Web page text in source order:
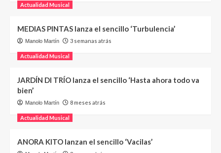
Actualidad Musical
MEDIAS PINTAS lanza el sencillo ‘Turbulencia’
Manolo Martín 3 semanas atrás
Actualidad Musical
JARDÍN DI TRÍO lanza el sencillo ‘Hasta ahora todo va
bien’
Manolo Martín 8 meses atrás
Actualidad Musical
ANORA KITO lanzan el sencillo ‘Vacilas’